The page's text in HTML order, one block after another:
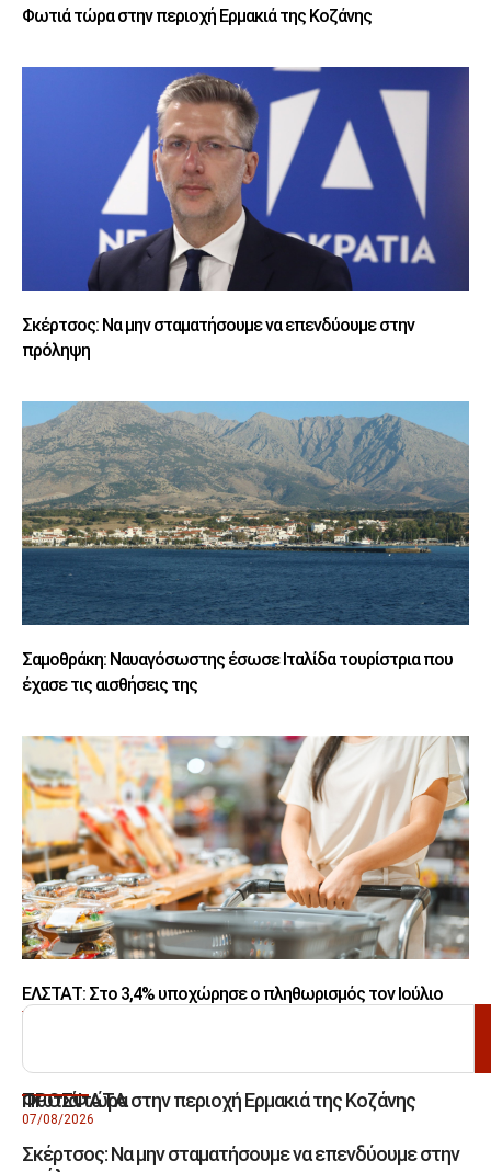
Φωτιά τώρα στην περιοχή Ερμακιά της Κοζάνης
Σκέρτσος: Να μην σταματήσουμε να επενδύουμε στην
πρόληψη
Σαμοθράκη: Ναυαγόσωστης έσωσε Ιταλίδα τουρίστρια που
έχασε τις αισθήσεις της
ΕΛΣΤΑΤ: Στο 3,4% υποχώρησε ο πληθωρισμός τον Ιούλιο
ΑΝΑΖΗΤΗΣΗ
ΠΡΟΣΦΑΤΑ
Φωτιά τώρα στην περιοχή Ερμακιά της Κοζάνης
07/08/2026
Σκέρτσος: Να μην σταματήσουμε να επενδύουμε στην